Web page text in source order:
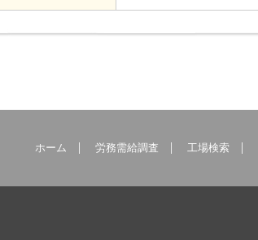
ホーム 労務需給調査 工場検索